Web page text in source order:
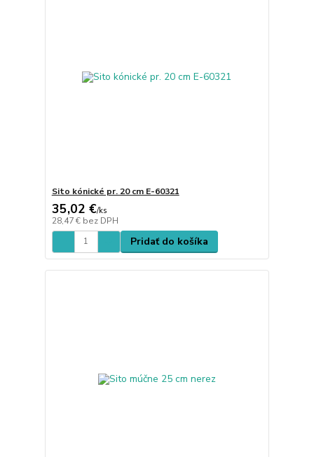
Sito kónické pr. 20 cm E-60321
35,02 €/ks
28,47 € bez DPH
Pridať do košíka